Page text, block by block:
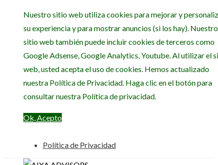
Nuestro sitio web utiliza cookies para mejorar y
su experiencia y para mostrar anuncios (si los hay). Nuestro
sitio web también puede incluir cookies de terceros como
Google Adsense, Google Analytics, Youtube. Al utilizar el
web, usted acepta el uso de cookies. Hemos actualizado
nuestra Política de Privacidad. Haga clic en el botón para
consultar nuestra Política de privacidad.
Ok, Acepto
Política de Privacidad